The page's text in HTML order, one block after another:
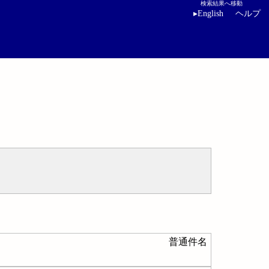
検索結果へ移動
▸English ヘルプ
普通件名